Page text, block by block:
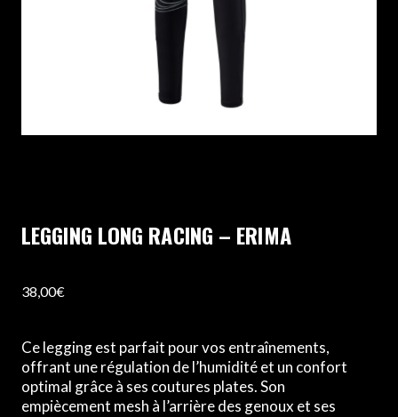
LEGGING LONG RACING – ERIMA
38,00€
Ce legging est parfait pour vos entraînements,
offrant une régulation de l’humidité et un confort
optimal grâce à ses coutures plates. Son
empiècement mesh à l’arrière des genoux et ses